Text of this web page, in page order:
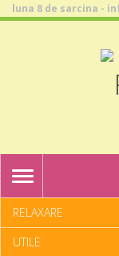
luna 8 de sarcina -
TOGGLE
NAVIGATION
RELAXARE
UTILE